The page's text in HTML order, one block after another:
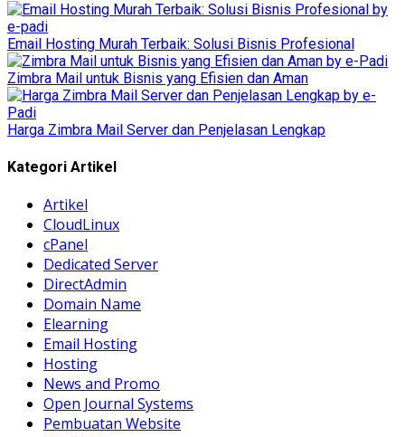
Email Hosting Murah Terbaik: Solusi Bisnis Profesional
Zimbra Mail untuk Bisnis yang Efisien dan Aman
Harga Zimbra Mail Server dan Penjelasan Lengkap
Kategori Artikel
Artikel
CloudLinux
cPanel
Dedicated Server
DirectAdmin
Domain Name
Elearning
Email Hosting
Hosting
News and Promo
Open Journal Systems
Pembuatan Website